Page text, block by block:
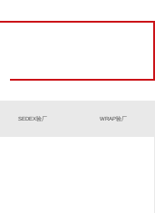
SEDEX验厂 WRAP验厂